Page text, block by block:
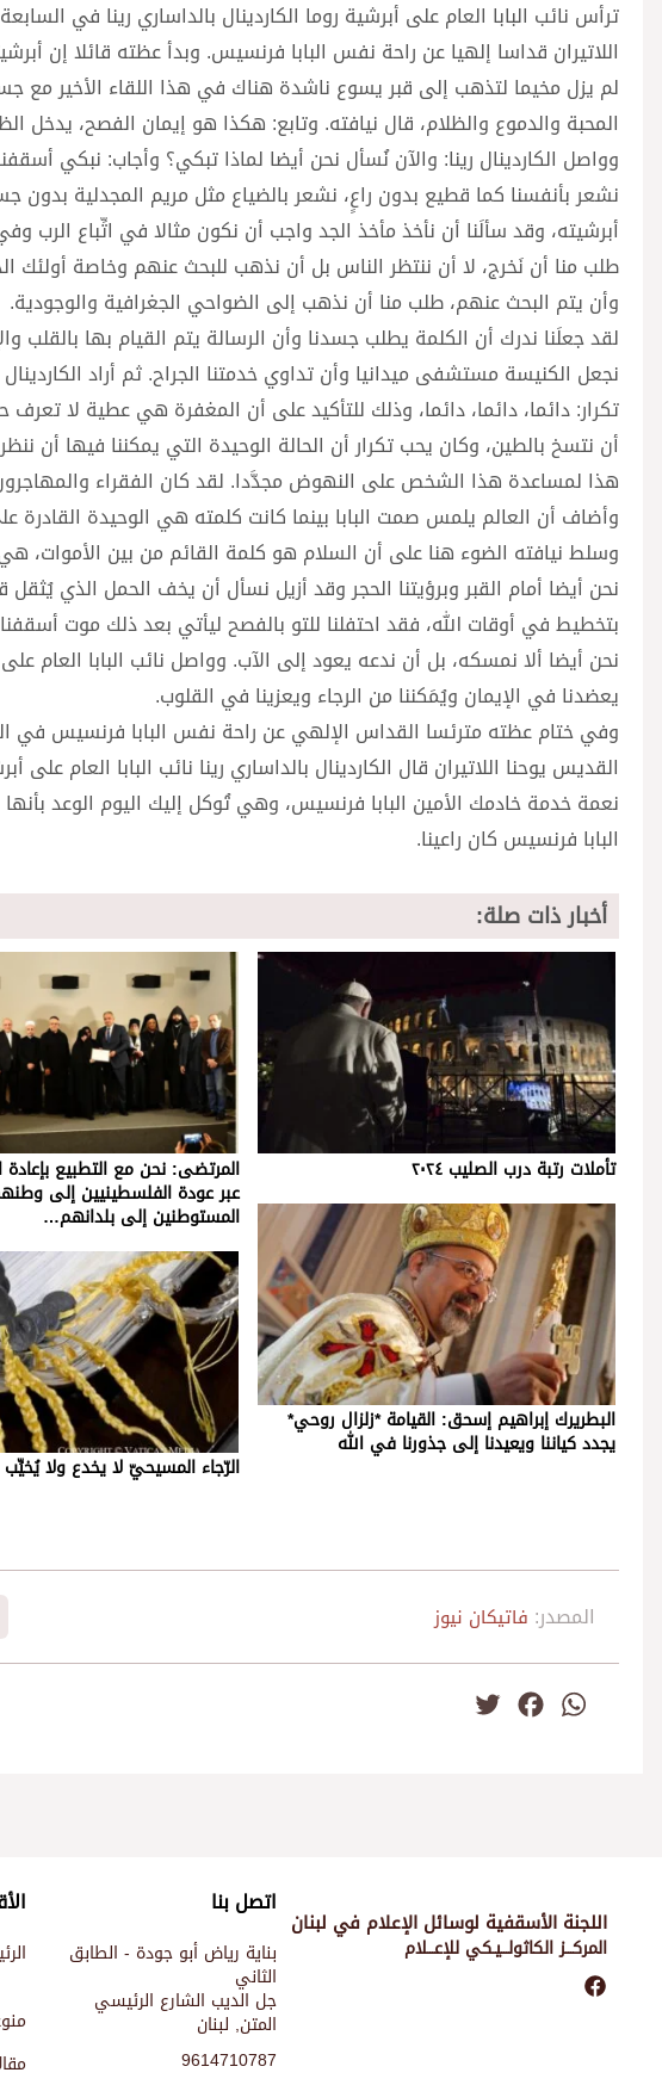
اللاتيران قداسا إلهيا عن راحة نفس البابا فرنسيس. وبدأ عظته قائلا إن
لم يزل مخيما لتذهب إلى قبر يسوع ناشدة هناك في هذا اللقاء الأخير مع
المحبة والدموع والظلام، قال نيافته. وتابع: هكذا هو إيمان الفصح، يدخل
وواصل الكاردينال رينا: والآن نُسأل نحن أيضا لماذا تبكي؟ وأجاب: نبكي
نشعر بأنفسنا كما قطيع بدون راعٍ، نشعر بالضياع مثل مريم المجدلية بدون
أبرشيته، وقد سألَنا أن نأخذ مأخذ الجد واجب أن نكون مثالا في اتِّباع الرب
طلب منا أن نَخرج، لا أن ننتظر الناس بل أن نذهب للبحث عنهم وخاصة أولئك
وأن يتم البحث عنهم، طلب منا أن نذهب إلى الضواحي الجغرافية والوجودية.
لقد جعلَنا ندرك أن الكلمة يطلب جسدنا وأن الرسالة يتم القيام بها بالقلب
نجعل الكنيسة مستشفى ميدانيا وأن تداوي خدمتنا الجراح. ثم أراد
تكرار: دائما، دائما، دائما، وذلك للتأكيد على أن المغفرة هي عطية لا
أن نتسخ بالطين، وكان يحب تكرار أن الحالة الوحيدة التي يمكننا فيها
هذا لمساعدة هذا الشخص على النهوض مجدَّدا. لقد كان الفقراء
وأضاف أن العالم يلمس صمت البابا بينما كانت كلمته هي الوحيدة
وسلط نيافته الضوء هنا على أن السلام هو كلمة القائم من بين الأموات،
نحن أيضا أمام القبر وبرؤيتنا الحجر وقد أزيل نسأل أن يخف الحمل الذي يُثقل
بتخطيط في أوقات الله، فقد احتفلنا للتو بالفصح ليأتي بعد ذلك موت
نحن أيضا ألا نمسكه، بل أن ندعه يعود إلى الآب. وواصل نائب البابا العام
يعضدنا في الإيمان ويُمَكننا من الرجاء ويعزينا في القلوب.
القديس يوحنا اللاتيران قال الكاردينال بالداساري رينا نائب البابا
نعمة خدمة خادمك الأمين البابا فرنسيس، وهي تُوكل إليك اليوم الوعد
البابا فرنسيس كان راعينا.
أخبار ذات صلة:
تأملات رتبة درب الصليب ٢٠٢٤
البطريرك إبراهيم إسحق: القيامة *زلزال روحي*
يجدد كياننا ويعيدنا إلى جذورنا في الله
المرتضى: نحن مع التطبيع بإعادة
عبر عودة الفلسطينيين إلى
المستوطنين إلى بلدانهم…
الرّجاء المسيحيّ لا يخدع ولا يُخيِّب
المصدر: فاتيكان نيوز
WhatsApp
Facebook
اللجنة الأسقفية لوسائل الإعلام في لبنان
المركـــز الكاثولـــيـكي للإعـــلام
اتصل بنا
بناية رياض أبو جودة - الطابق
الثاني
جل الديب الشارع الرئيسي
المتن, لبنان
9614710787